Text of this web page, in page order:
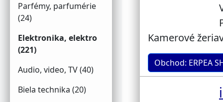
Parfémy, parfumérie
(24)
Elektronika, elektro
(221)
Audio, video, TV (40)
Biela technika (20)
Kamerové
Obchod: ERPEA